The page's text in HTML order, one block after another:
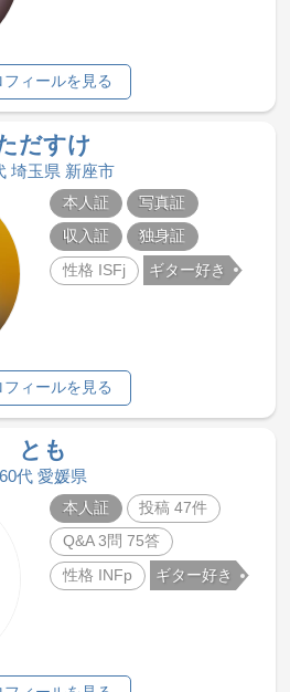
フィールを見る
だすけ
埼玉県 新座市
本人証
写真証
収入証
独身証
性格 ISFj ギター好き
フィールを見る
とも
60代 愛媛県
本人証
投稿 47件
Q&A 3問 75答
性格 INFp ギター好き